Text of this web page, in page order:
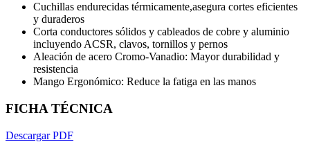
Cuchillas endurecidas térmicamente,asegura cortes eficientes
y duraderos
Corta conductores sólidos y cableados de cobre y aluminio
incluyendo ACSR, clavos, tornillos y pernos
Aleación de acero Cromo-Vanadio: Mayor durabilidad y
resistencia
Mango Ergonómico: Reduce la fatiga en las manos
FICHA TÉCNICA
Descargar PDF